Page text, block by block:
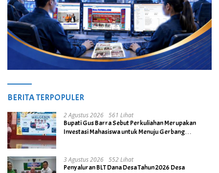
BERITA TERPOPULER
2 Agustus 2026 561 Lihat
Bupati Gus Barra Sebut Perkuliahan Merupakan
Investasi Mahasiswa untuk Menuju Gerbang
3 Agustus 2026 552 Lihat
Penyaluran BLT Dana Desa Tahun 2026 Desa